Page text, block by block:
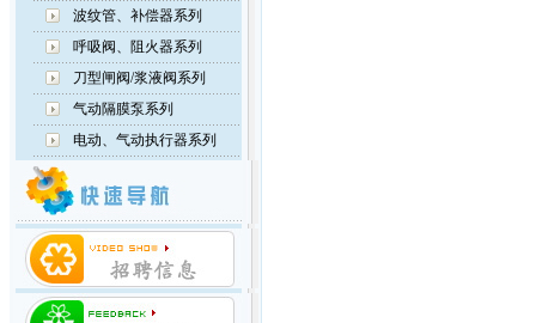
波纹管、补偿器系列
呼吸阀、阻火器系列
刀型闸阀/浆液阀系列
气动隔膜泵系列
电动、气动执行器系列